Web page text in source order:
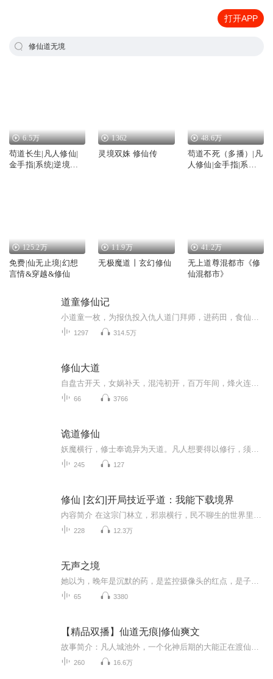
打开APP
修仙道无境
6.5万
苟道长生|凡人修仙|
金手指|系统|逆境修
1362
灵境双姝 修仙传
48.6万
苟道不死（多播）|凡
人修仙|金手指|系统|
125.2万
免费|仙无止境|幻想
言情&穿越&修仙
11.9万
无极魔道丨玄幻修仙
41.2万
无上道尊混都市《修
仙混都市》
道童修仙记
1297 314.5万
修仙大道
66 3766
诡道修仙
245 127
修仙 |玄幻|开局技近乎道：我能下载境界
228 12.3万
无声之境
65 3380
【精品双播】仙道无痕|修仙爽文
260 16.6万